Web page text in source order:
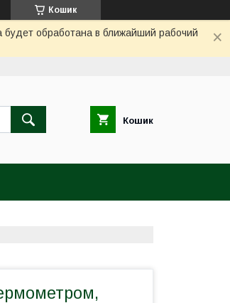
Кошик
обработана в ближайший рабочий
Кошик